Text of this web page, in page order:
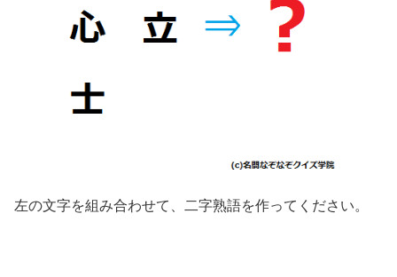
左の文字を組み合わせて、二字熟語を作ってください。